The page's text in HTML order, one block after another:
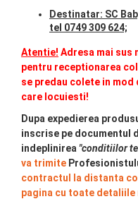
Destinatar: SC
tel 0749 309 624;
Atentie! Adresa mai sus
pentru receptionarea
se predau colete in
care locuiesti!
Dupa expedierea
inscrise pe documentul
indeplinirea "conditiilor
va trimite
contractul la distanta
pagina cu toate detaliile